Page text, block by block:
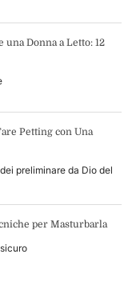
una Donna a Letto: 12
Petting con Una
preliminare da Dio del
per Masturbarla